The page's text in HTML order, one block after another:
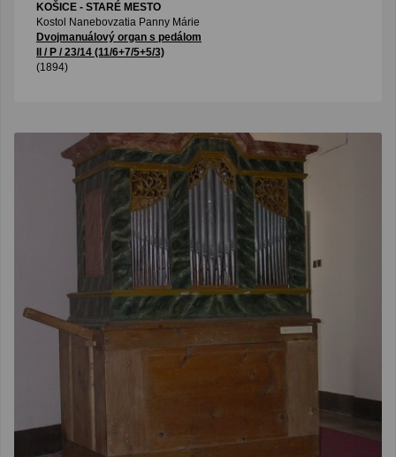
KOŠICE - STARÉ MESTO
Kostol Nanebovzatia Panny Márie
Dvojmanuálový organ s pedálom
II / P / 23/14 (11/6+7/5+5/3)
(1894)